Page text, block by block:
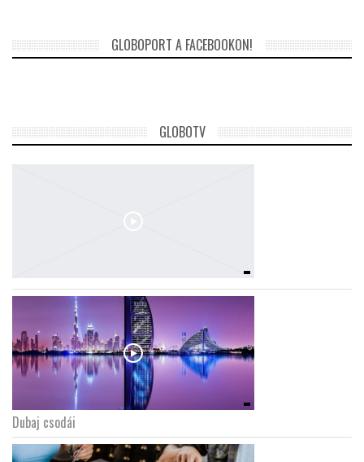
GLOBOPORT A FACEBOOKON!
GLOBOTV
Dubaj csodái